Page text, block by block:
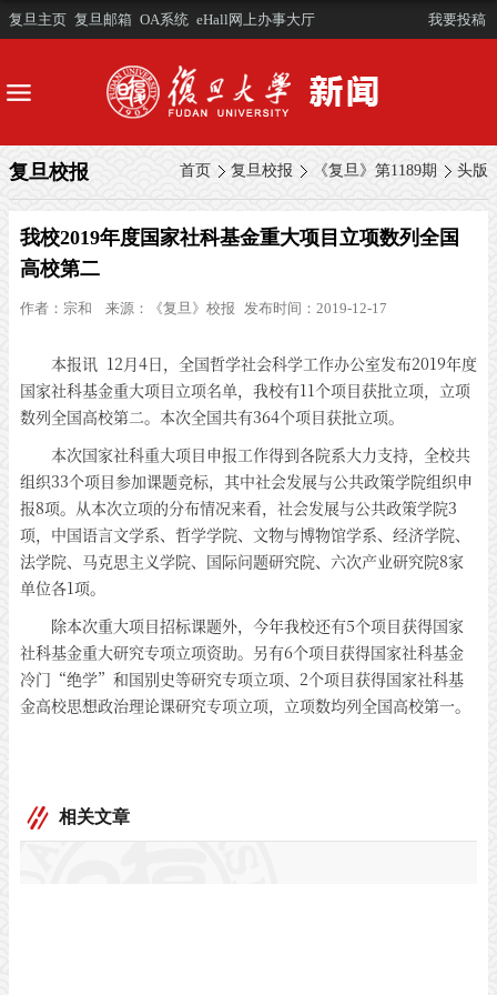
复旦主页 复旦邮箱 OA系统 eHall网上办事大厅 我要投稿
首页 复旦校报 《复旦》第1189期 头版
复旦校报
我校2019年度国家社科基金重大项目立项数列全国
高校第二
作者： 宗和 来源： 《复旦》校报 发布时间：2019-12-17
本报讯 12月4日，全国哲学社会科学工作办公室发布2019年度
国家社科基金重大项目立项名单，我校有11个项目获批立项，立项
数列全国高校第二。本次全国共有364个项目获批立项。
本次国家社科重大项目申报工作得到各院系大力支持，全校共
组织33个项目参加课题竞标，其中社会发展与公共政策学院组织申
报8项。从本次立项的分布情况来看，社会发展与公共政策学院3
项，中国语言文学系、哲学学院、文物与博物馆学系、经济学院、
法学院、马克思主义学院、国际问题研究院、六次产业研究院8家
单位各1项。
除本次重大项目招标课题外，今年我校还有5个项目获得国家
社科基金重大研究专项立项资助。另有6个项目获得国家社科基金
冷门“绝学”和国别史等研究专项立项、2个项目获得国家社科基
金高校思想政治理论课研究专项立项，立项数均列全国高校第一。
相关文章